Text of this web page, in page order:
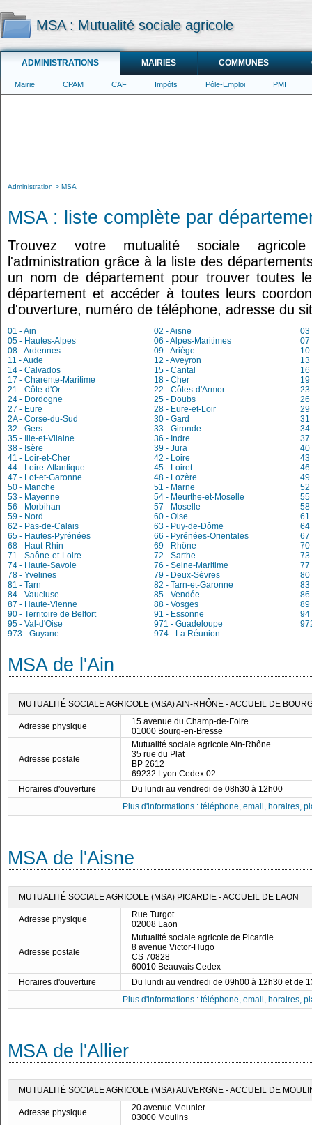
MSA : Mutualité sociale agricole
ADMINISTRATIONS MAIRIES COMMUNES
Mairie CPAM CAF Impôts Pôle-Emploi PMI
Administration MSA
MSA : liste complète par
Trouvez votre mutualité sociale
l'administration grâce à la liste des
un nom de département pour trouver toutes
département et accéder à toutes leurs
d'ouverture, numéro de téléphone, adresse du
01 - Ain 02 - Aisne
03
05 - Hautes-Alpes
06 - Alpes-Maritimes
07
08 - Ardennes
09 - Ariège
10
11 - Aude
12 - Aveyron
13
14 - Calvados
15 - Cantal
16
17 - Charente-Maritime
18 - Cher
19
21 - Côte-d'Or
22 - Côtes-d'Armor
23
24 - Dordogne
25 - Doubs
26
27 - Eure
28 - Eure-et-Loir
29
2A - Corse-du-Sud
30 - Gard
31
32 - Gers
33 - Gironde
34
35 - Ille-et-Vilaine
36 - Indre
37
38 - Isère
39 - Jura
40
41 - Loir-et-Cher
42 - Loire
43
44 - Loire-Atlantique
45 - Loiret
46
47 - Lot-et-Garonne
48 - Lozère
49
50 - Manche
51 - Marne
52
53 - Mayenne
54 - Meurthe-et-Moselle
55
56 - Morbihan
57 - Moselle
58
59 - Nord
60 - Oise
61
62 - Pas-de-Calais
63 - Puy-de-Dôme
64
65 - Hautes-Pyrénées
66 - Pyrénées-Orientales
67
68 - Haut-Rhin
69 - Rhône
70
71 - Saône-et-Loire
72 - Sarthe
73
74 - Haute-Savoie
76 - Seine-Maritime
77
78 - Yvelines
79 - Deux-Sèvres
80
81 - Tarn
82 - Tarn-et-Garonne
83
84 - Vaucluse
85 - Vendée
86
87 - Haute-Vienne
88 - Vosges
89
90 - Territoire de Belfort
91 - Essonne
94
95 - Val-d'Oise
971 - Guadeloupe
973 - Guyane
974 - La Réunion
MSA de l'Ain
MUTUALITÉ SOCIALE AGRICOLE (MSA) AIN-RHÔNE - ACCUEIL DE
Adresse physique
15 avenue du Champ-de-Foire
01000 Bourg-en-Bresse
Adresse postale
Mutualité sociale agricole Ain-Rhône
35 rue du Plat
BP 2612
69232 Lyon Cedex 02
Horaires d'ouverture
Du lundi au vendredi de 08h30 à 12h00
Plus d'informations : téléphone, email, horaires,
MSA de l'Aisne
MUTUALITÉ SOCIALE AGRICOLE (MSA) PICARDIE - ACCUEIL DE LAON
Adresse physique
Rue Turgot
02008 Laon
Adresse postale
Mutualité sociale agricole de Picardie
8 avenue Victor-Hugo
CS 70828
60010 Beauvais Cedex
Horaires d'ouverture
Du lundi au vendredi de 09h00 à 12h30 et de
Plus d'informations : téléphone, email, horaires,
MSA de l'Allier
MUTUALITÉ SOCIALE AGRICOLE (MSA) AUVERGNE - ACCUEIL DE
Adresse physique
20 avenue Meunier
03000 Moulins